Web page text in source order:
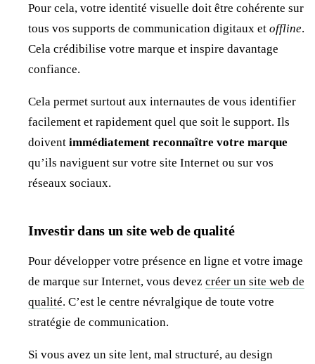
Pour cela, votre identité visuelle doit être cohérente sur
tous vos supports de communication digitaux et offline.
Cela crédibilise votre marque et inspire davantage
confiance.
Cela permet surtout aux internautes de vous identifier
facilement et rapidement quel que soit le support. Ils
doivent immédiatement reconnaître votre marque
qu’ils naviguent sur votre site Internet ou sur vos
réseaux sociaux.
Investir dans un site web de qualité
Pour développer votre présence en ligne et votre image
de marque sur Internet, vous devez créer un site web de
qualité. C’est le centre névralgique de toute votre
stratégie de communication.
Si vous avez un site lent, mal structuré, au design